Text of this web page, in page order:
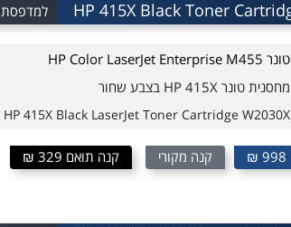
למדפסת HP Color LaserJet Enterprise M455
טונר HP Color LaserJet Enterprise M455
מחסנית טונר HP 415X בצבע שחור
HP 415X Black LaserJet Toner Cartridge W2030X
998 ₪ קנה מקורי קנה תואם 329 ₪